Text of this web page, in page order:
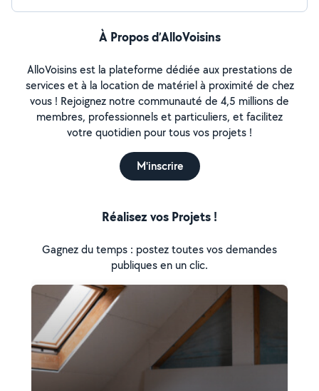
À Propos d’AlloVoisins
AlloVoisins est la plateforme dédiée aux prestations de
services et à la location de matériel à proximité de chez
vous ! Rejoignez notre communauté de 4,5 millions de
membres, professionnels et particuliers, et facilitez
votre quotidien pour tous vos projets !
M'inscrire
Réalisez vos Projets !
Gagnez du temps : postez toutes vos demandes
publiques en un clic.